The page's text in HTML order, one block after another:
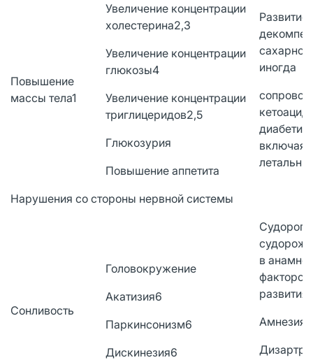
Повышение
массы тела1
Увеличение концентрации
холестерина2,3
Увеличение концентрации
глюкозы4
Увеличение концентрации
триглицеридов2,5
Глюкозурия
Повышение аппетита
Развитие
иногда
включая
Нарушения со стороны нервной системы
Сонливость
Головокружение
Акатизия6
Паркинсонизм6
Дискинезия6
в
развития)
Амнезия